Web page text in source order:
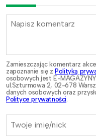
Zamieszczając komentarz
zapoznanie się z Polityką
osobowych jest E-
ul.Szturmowa 2, 02-678
danych osobowych oraz
Polityce prywatności.